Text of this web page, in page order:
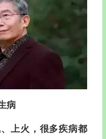
病
上火，很多疾病都